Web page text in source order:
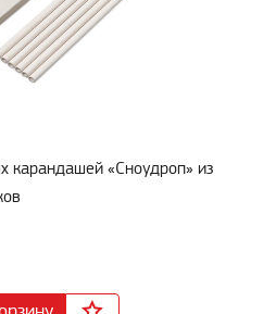
карандашей «Сноудроп» из